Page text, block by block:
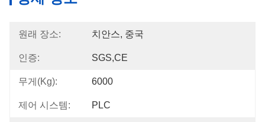
원래 장소: 치안스, 중국
인증: SGS,CE
무게(kg): 6000
제어 시스템: PLC